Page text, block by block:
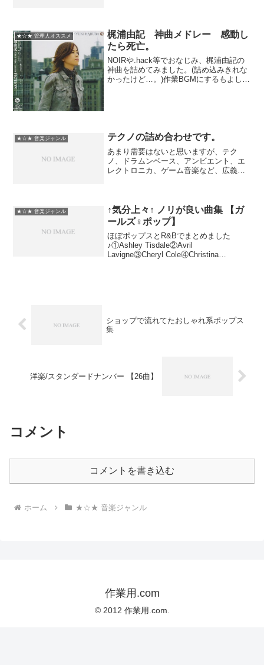
ャンプ可 // ...
★☆★ 管理人オススメ
梶浦由記 神曲メドレー 感動し
たら死亡。
NOIRや.hack等でおなじみ、梶浦由記の
神曲を詰めてみました。(詰め込みきれな
かったけど…。)作業BGMにするもよし、
★☆★ 音楽ジャンル テクノの詰め合わせです。
あまり需要はないと思いますが、テク
ノ、ドラムンベース、アンビエント、エ
レクトロニカ、ゲーム音楽など、広義の
BGMや作業用にどうぞ。テ...
★☆★ 音楽ジャンル
↑気分上々↑ ノリが良い曲集 【ガ
ールズ♀ポップ】
ほぼポップスとR&Bでまとめました
♪①Ashley Tisdale②Avril
Lavigne③Cheryl Cole④Christina
ショップで流れてたおしゃれ系ポップス
集
洋楽/スタンダードナンバー 【26曲】
コメント
コメントを書き込む
ホーム ★☆★ 音楽ジャンル
作業用.com
© 2012 作業用.com.